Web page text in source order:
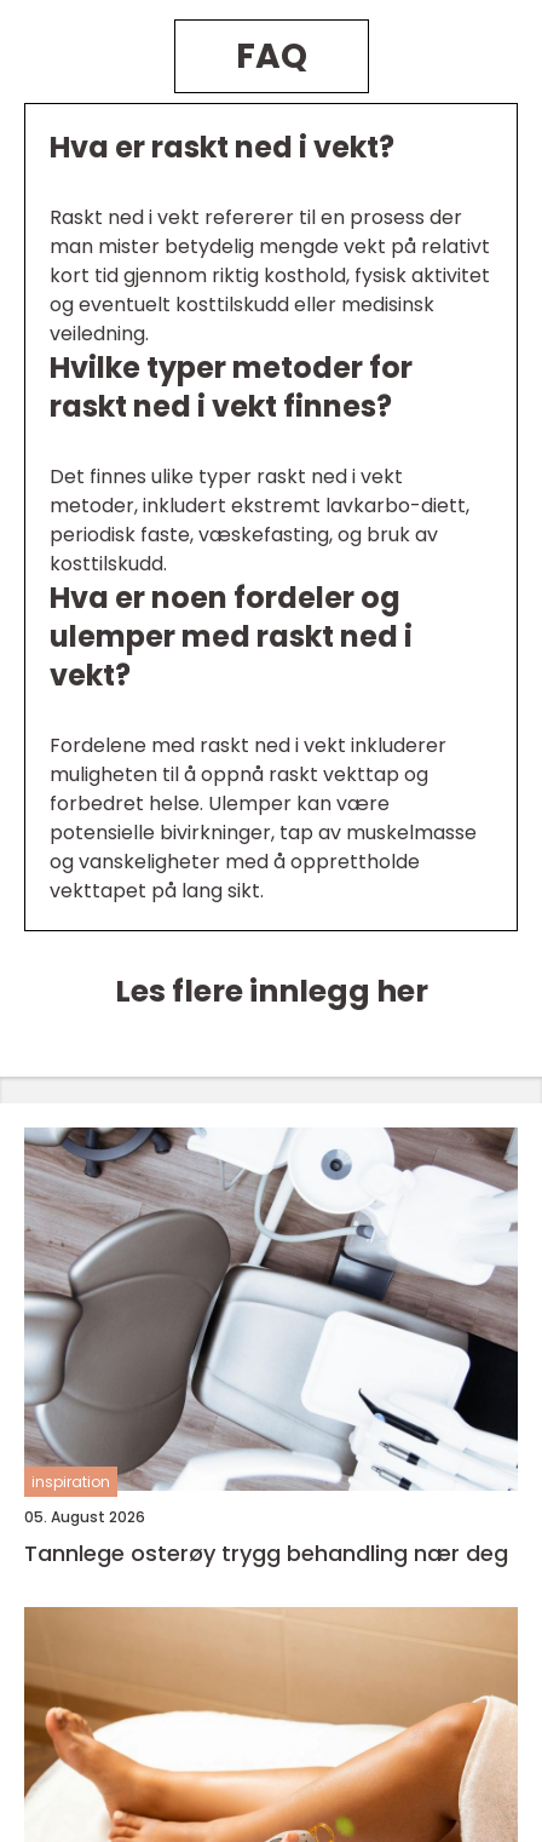
FAQ
Hva er raskt ned i vekt?
Raskt ned i vekt refererer til en prosess der
man mister betydelig mengde vekt på relativt
kort tid gjennom riktig kosthold, fysisk aktivitet
og eventuelt kosttilskudd eller medisinsk
veiledning.
Hvilke typer metoder for
raskt ned i vekt finnes?
Det finnes ulike typer raskt ned i vekt
metoder, inkludert ekstremt lavkarbo-diett,
periodisk faste, væskefasting, og bruk av
kosttilskudd.
Hva er noen fordeler og
ulemper med raskt ned i
vekt?
Fordelene med raskt ned i vekt inkluderer
muligheten til å oppnå raskt vekttap og
forbedret helse. Ulemper kan være
potensielle bivirkninger, tap av muskelmasse
og vanskeligheter med å opprettholde
vekttapet på lang sikt.
Les flere innlegg her
inspiration
05. August 2026
Tannlege osterøy trygg behandling nær deg